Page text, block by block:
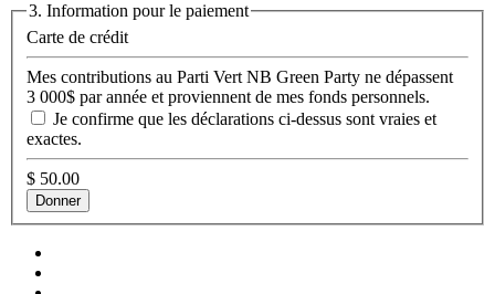
3. Information pour le paiement
Carte de crédit
Mes contributions au Parti Vert NB Green Party ne dépassent
3 000$ par année et proviennent de mes fonds personnels.
Je confirme que les déclarations ci-dessus sont vraies et
exactes.
$ 50.00